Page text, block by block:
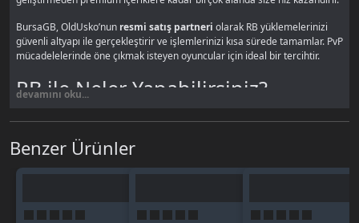
BursaGB, OldUsko’nun resmi satış partneri olarak RB yüklemelerinizi
güvenli altyapı ile gerçekleştirir ve işlemlerinizi kısa sürede tamamlar. PvP
mücadelelerinde öne çıkmak isteyen oyuncular için ideal bir tercihtir.
RB ile Neler Yapabilirsiniz?
Premium hizmetlerden yararlanma
Etkinlik paketleri
Oyuncular arası ticaret
BursaGB’den OldUsko RB Neden
devamını oku...
Benzer Ürünler